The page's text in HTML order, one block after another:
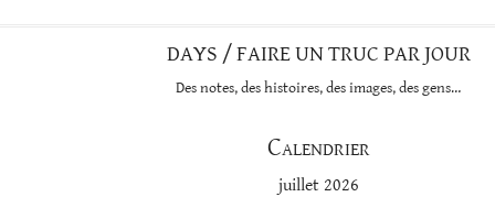
DAYS / FAIRE UN TRUC PAR JOUR
Des notes, des histoires, des images, des gens…
Calendrier
juillet 2026